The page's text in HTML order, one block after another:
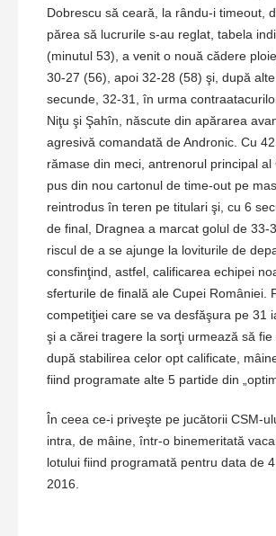
Dobrescu să ceară, la rându-i timeout,
părea să lucrurile s-au reglat, tabela
(minutul 53), a venit o nouă cădere
30-27 (56), apoi 32-28 (58) şi, după
secunde, 32-31, în urma
Niţu şi Şahîn, născute din apărarea
agresivă comandată de Andronic. Cu
rămase din meci, antrenorul principal al
pus din nou cartonul de time-out pe
reintrodus în teren pe titulari şi, cu 6
de final, Dragnea a marcat golul de 33-
riscul de a se ajunge la loviturile de
consfinţind, astfel, calificarea echipei
sferturile de finală ale Cupei României.
competiţiei care se va desfăşura pe 31
şi a cărei tragere la sorţi urmează să fie
după stabilirea celor opt calificate,
fiind programate alte 5 partide din
În ceea ce-i priveşte pe jucătorii CSM-
intra, de mâine, într-o binemeritată
lotului fiind programată pentru data de
2016.